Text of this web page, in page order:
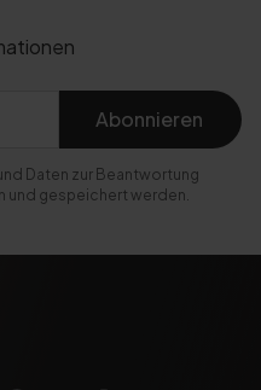
Abonnieren
Daten zur Beantwortung
und gespeichert werden.